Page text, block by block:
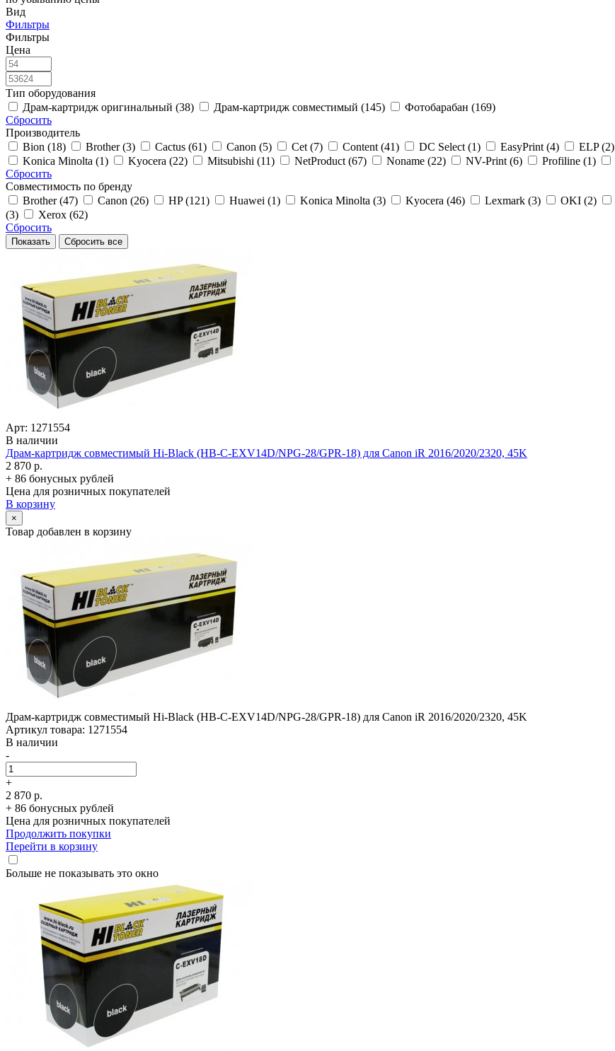
Вид
Фильтры
Фильтры
Цена
Тип оборудования
Драм-картридж оригинальный (38)
Драм-картридж совместимый (145)
Фотобарабан (169)
Сбросить
Производитель
Bion (18)
Brother (3) Cactus (61) Canon (5) Cet (7) Content (41) DC Select (1) EasyPrint (4) ELP (2)
Konica Minolta (1)
Kyocera (22) Mitsubishi (11) NetProduct (67) Noname (22) NV-Print (6) Profiline (1)
Сбросить
Совместимость по бренду
Brother (47)
Canon (26) HP (121) Huawei (1) Konica Minolta (3) Kyocera (46) Lexmark (3) OKI (2)
(3)
Xerox (62)
Сбросить
Арт: 1271554
В наличии
Драм-картридж совместимый Hi-Black (HB-C-EXV14D/­NPG-28/­GPR-18) для Canon iR 2016/­2020/­2320, 45K
2 870 р.
+ 86 бонусных рублей
Цена для розничных покупателей
В корзину
×
Товар добавлен в корзину
Драм-картридж совместимый Hi-Black (HB-C-EXV14D/­NPG-28/­GPR-18) для Canon iR 2016/­2020/­2320, 45K
Артикул товара: 1271554
В наличии
-
+
2 870 р.
+ 86 бонусных рублей
Цена для розничных покупателей
Продолжить покупки
Перейти в корзину
Больше не показывать это окно